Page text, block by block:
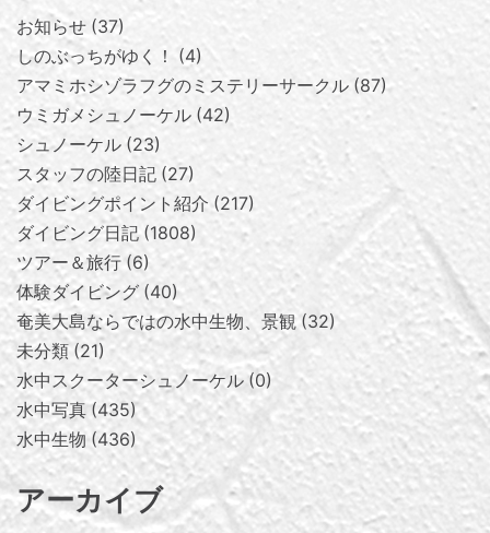
お知らせ 37
しのぶっちがゆく！
4
アマミホシゾラフグのミステリーサークル 87
ウミガメシュノーケル 42
シュノーケル 23
スタッフの陸日記 27
ダイビングポイント紹介 217
ダイビング日記 1808
ツアー＆旅行 6
体験ダイビング 40
奄美大島ならではの水中生物、景観 32
未分類 21
水中スクーターシュノーケル 0
水中写真 435
水中生物 436
アーカイブ